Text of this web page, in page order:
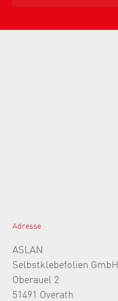
Adresse
ASLAN
Selbstklebefolien GmbH
Oberauel 2
51491 Overath